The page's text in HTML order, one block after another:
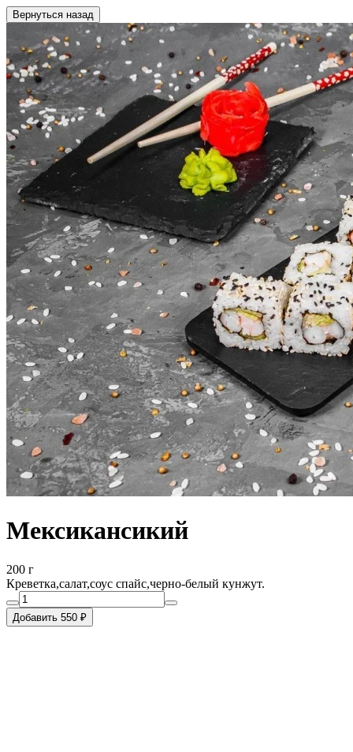
Вернуться назад
Мексикансикий
200 г
Креветка,салат,соус спайс,черно-белый кунжут.
Добавить 550 ₽